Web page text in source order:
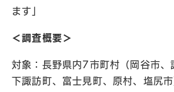
ます」
＜調査概要＞
対象：長野県内7市町村（岡谷市、
下諏訪町、富士見町、原村、塩尻